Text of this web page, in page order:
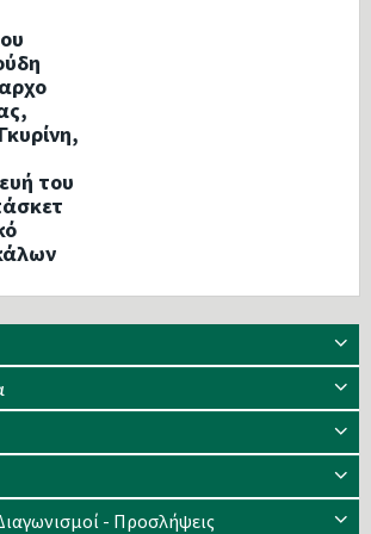
του
- Προσλήψεις